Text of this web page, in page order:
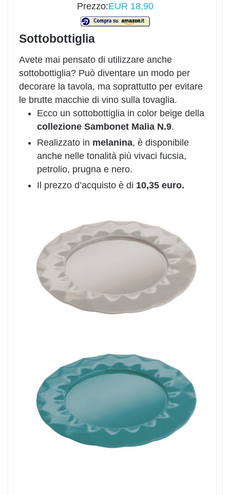
Prezzo:EUR 18,90
Sottobottiglia
Avete mai pensato di utilizzare anche
sottobottiglia? Può diventare un modo per
decorare la tavola, ma soprattutto per evitare
le brutte macchie di vino sulla tovaglia.
Ecco un sottobottiglia in color beige della
collezione Sambonet Malia N.9.
Realizzato in melanina, è disponibile
anche nelle tonalità più vivaci fucsia,
petrolio, prugna e nero.
Il prezzo d’acquisto è di 10,35 euro.